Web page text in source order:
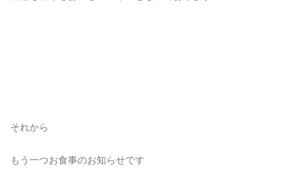
それから
もう一つお食事のお知らせです